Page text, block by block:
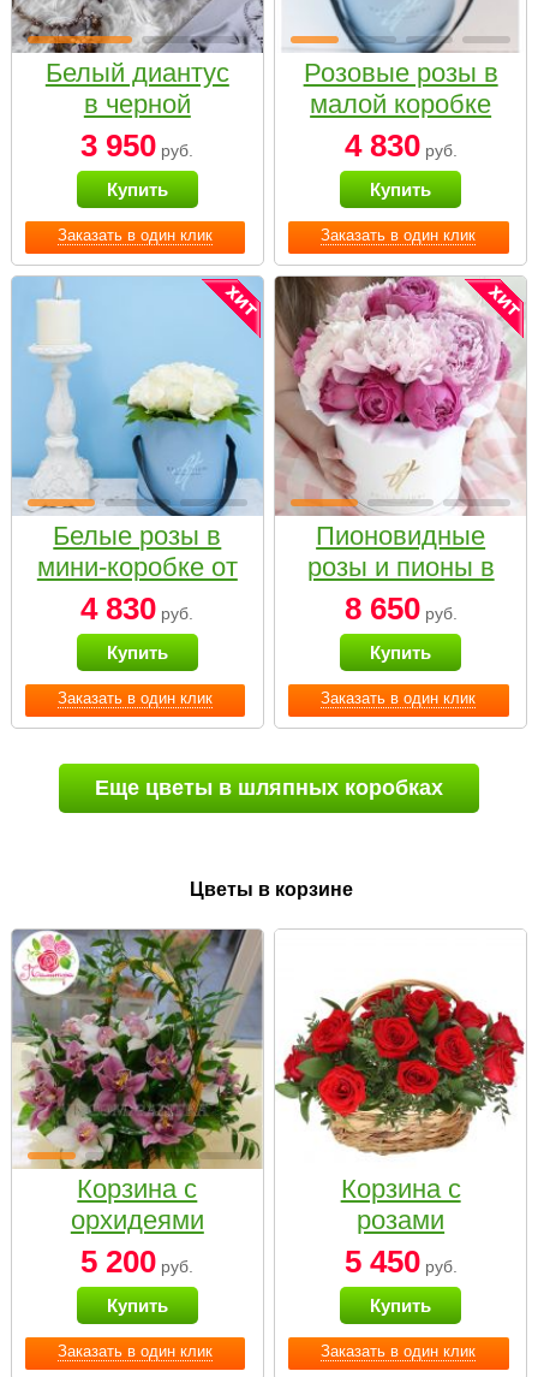
Заказать в один клик
Белый диантус
в черной
коробке Small
3 950 руб.
Купить
Заказать в один клик
Розовые розы в
малой коробке
4 830руб.
Купить
Заказать в один клик
Белые розы в
мини-коробке от
Bella Fiori
4 830 руб.
Купить
Заказать в один клик
Пионовидные
розы и пионы в
белой коробке
Small
8 650руб.
Купить
Еще цветы в шляпных коробках
Цветы в корзине
Заказать в один клик
Корзина с
орхидеями
малая
5 200 руб.
Купить
Заказать в один клик
Корзина с
розами
«Красный
Париж»
5 450руб.
Купить